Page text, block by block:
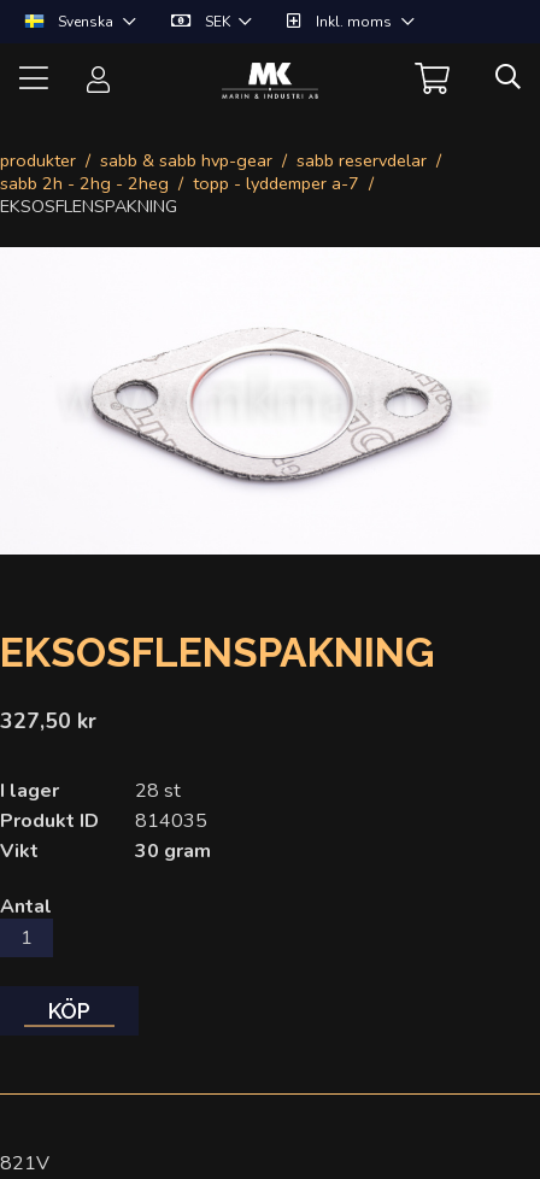
Svenska SEK Inkl. moms
produkter sabb & sabb hvp-gear
sabb reservdelar
sabb 2h - 2hg - 2heg
topp - lyddemper a-7
EKSOSFLENSPAKNING
EKSOSFLENSPAKNING
327,50 kr
I lager
28 st
Produkt ID
814035
Vikt
30 gram
Antal
KÖP
821V